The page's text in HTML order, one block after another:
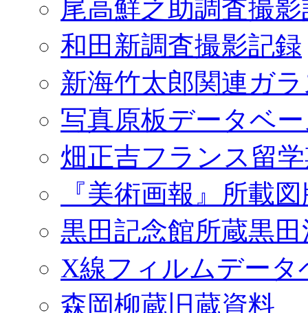
尾高鮮之助調査撮
和田新調査撮影記録
新海竹太郎関連ガ
写真原板データベ
畑正吉フランス留
『美術画報』所載
黒田記念館所蔵黒
X線フィルムデータ
森岡柳蔵旧蔵資料